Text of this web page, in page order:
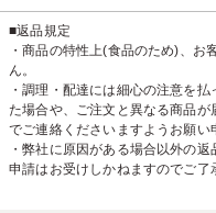
■返品規定
・商品の特性上(食品のため)、お
ん。
・調理・配達には細心の注意を
た場合や、ご注文と異なる商品が
でご連絡くださいますようお願い
・弊社に原因がある場合以外の
申請はお受けしかねますのでご了